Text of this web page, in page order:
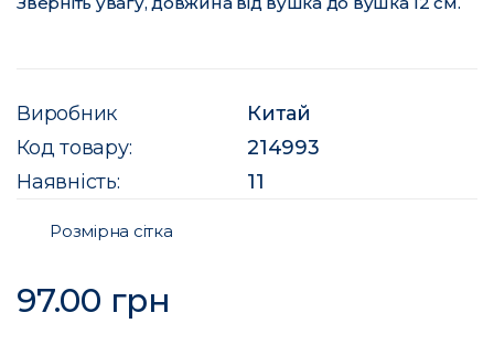
Виробник
Китай
Код товару:
214993
Наявність:
11
Розмірна сітка
97.00 грн